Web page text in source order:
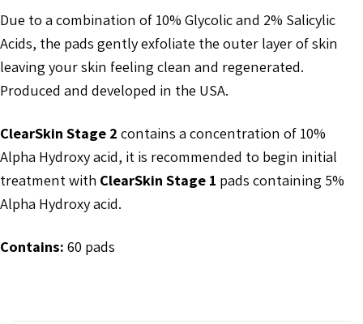
Due to a combination of 10% Glycolic and 2% Salicylic
Acids, the pads gently exfoliate the outer layer of skin
leaving your skin feeling clean and regenerated.
Produced and developed in the USA.
ClearSkin Stage 2 contains a concentration of 10%
Alpha Hydroxy acid, it is recommended to begin initial
treatment with ClearSkin Stage 1 pads containing 5%
Alpha Hydroxy acid.
Contains: 60 pads